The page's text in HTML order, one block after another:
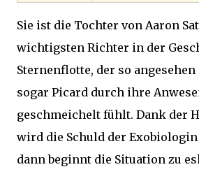
Sie ist die Tochter von Aaron
wichtigsten Richter in der
Sternenflotte, der so
sogar Picard durch ihre
geschmeichelt fühlt. Dank der
wird die Schuld der
dann beginnt die Situation zu